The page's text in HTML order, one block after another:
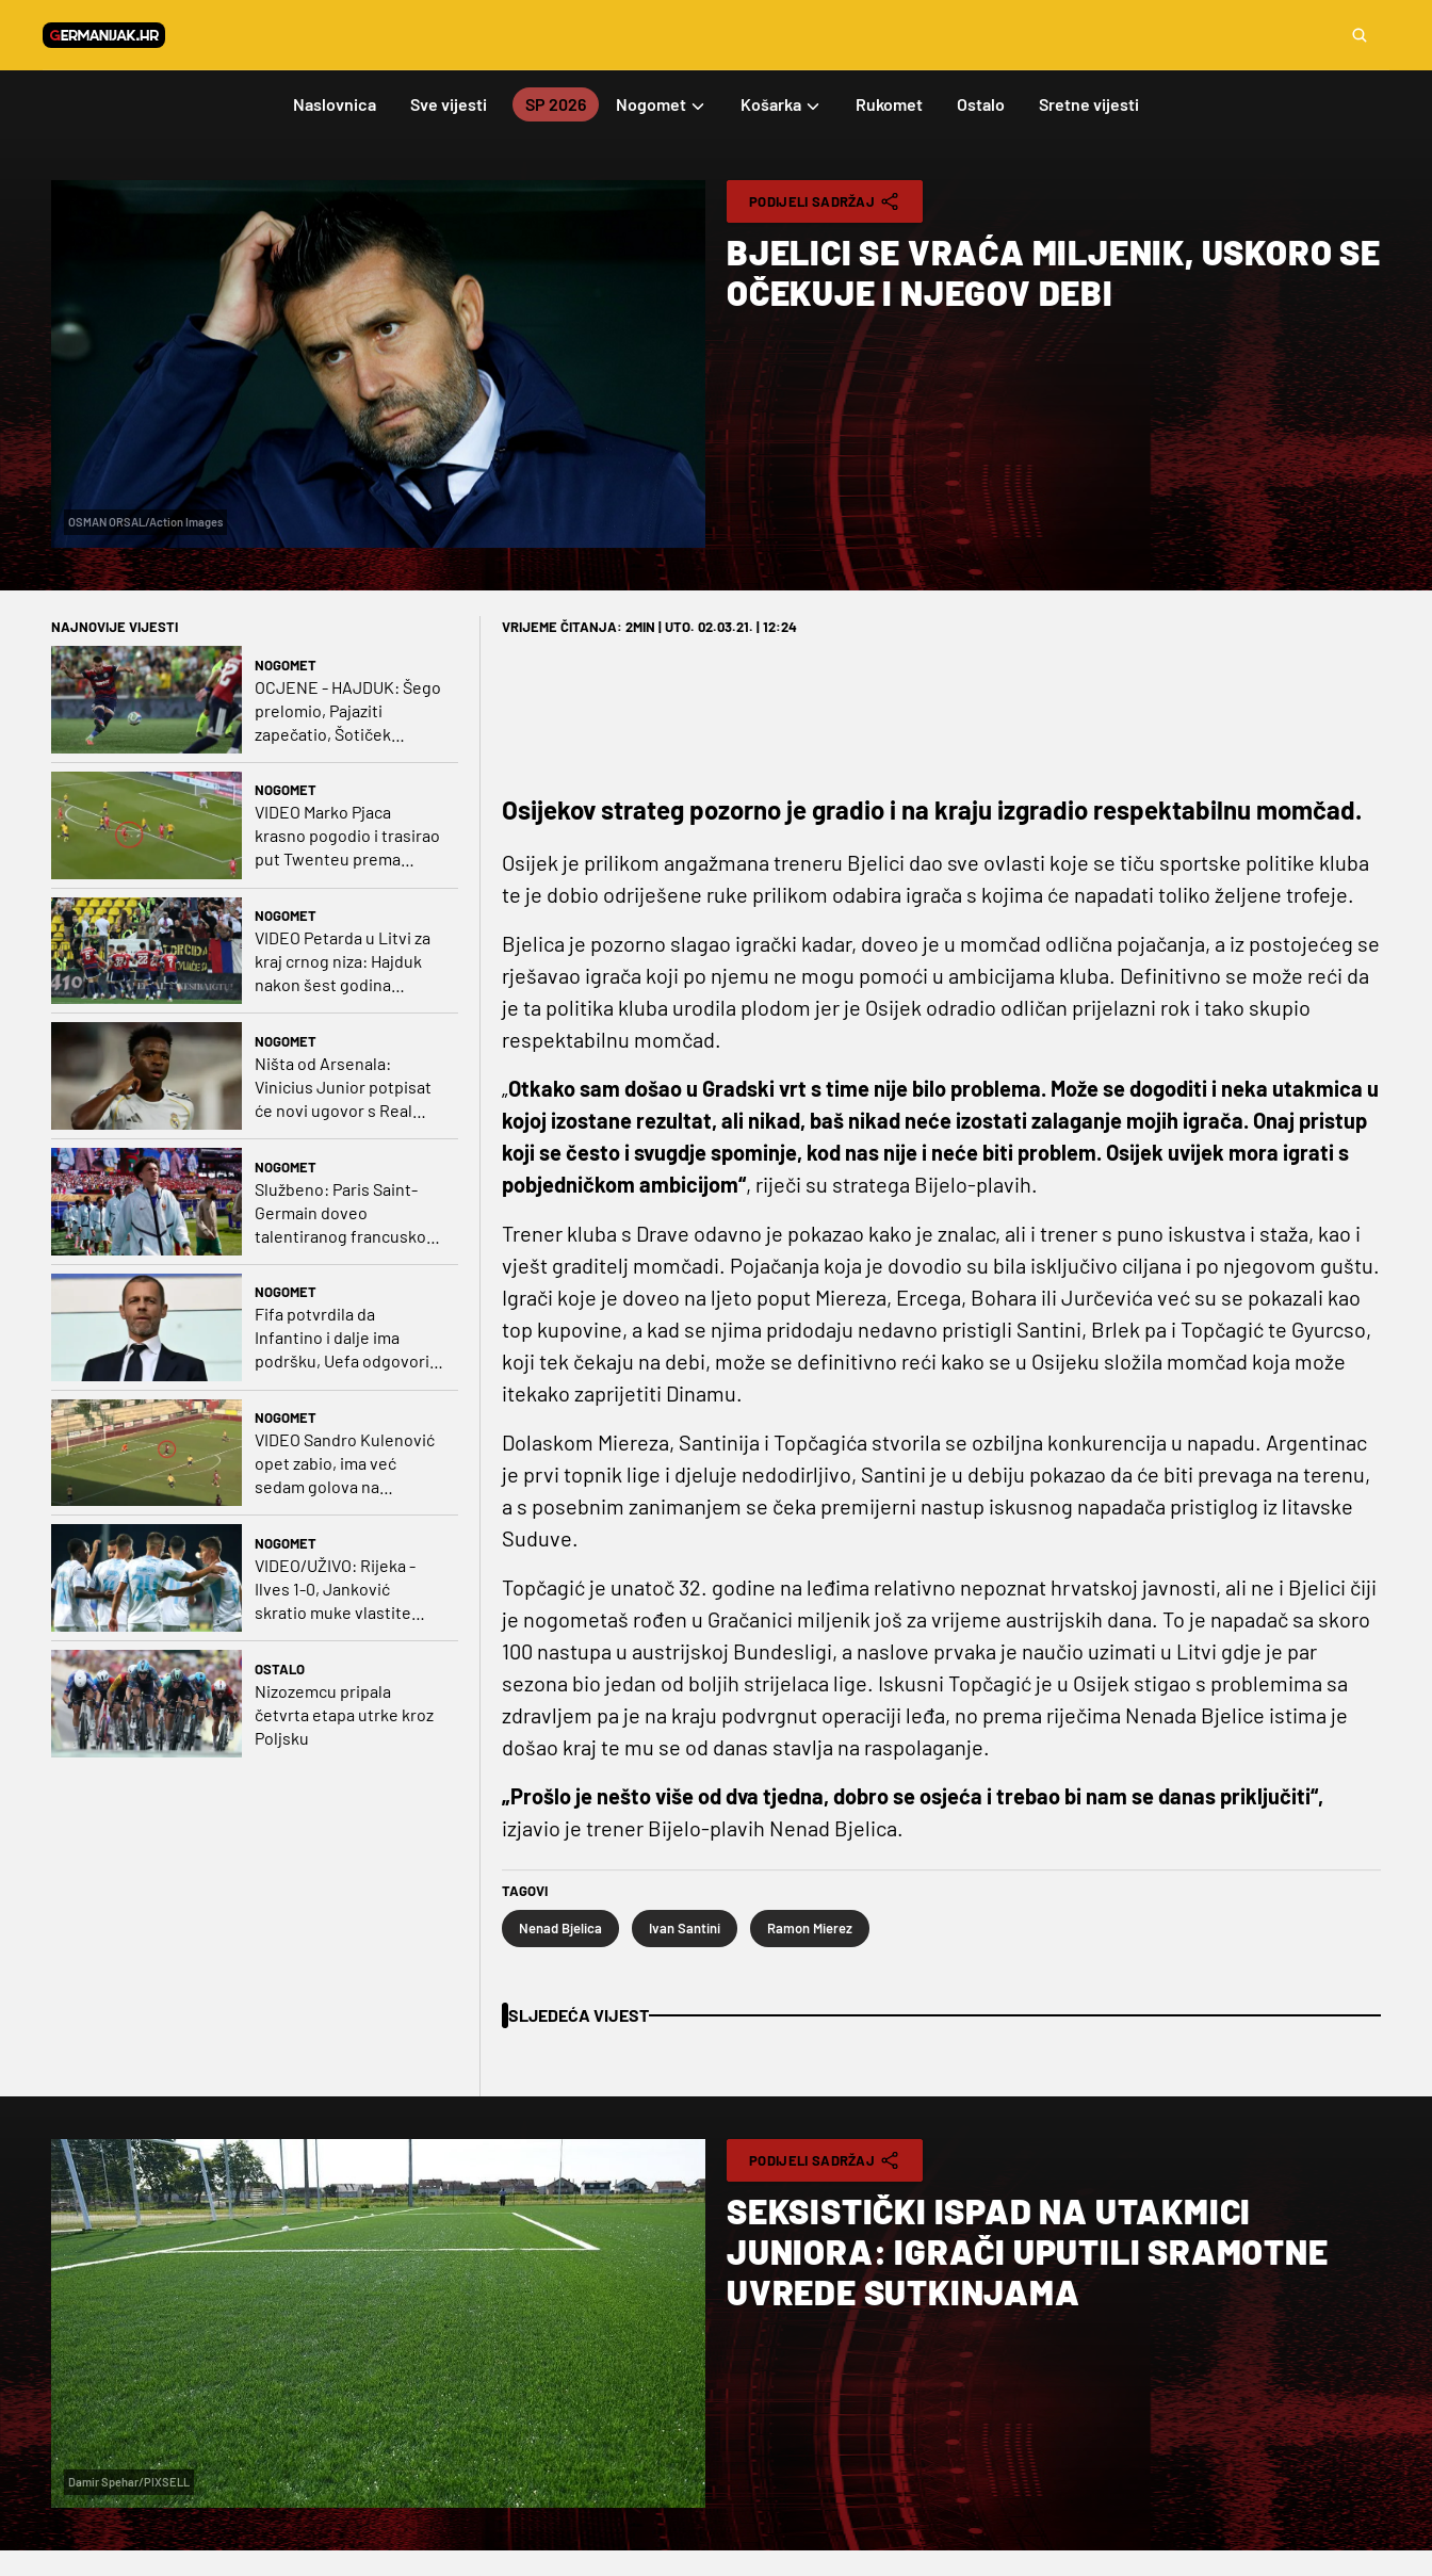
Naslovnica Sve vijesti SP 2026 Nogomet Košarka Rukomet Ostalo Sretne vijesti
OSMAN ORSAL/Action Images
PODIJELI SADRŽAJ
BJELICI SE VRAĆA MILJENIK, USKORO SE
OČEKUJE I NJEGOV DEBI
NAJNOVIJE VIJESTI
NOGOMET
OCJENE - HAJDUK: Šego
prelomio, Pajaziti
zapečatio, Šotiček
NOGOMET
VIDEO Marko Pjaca
krasno pogodio i trasirao
put Twenteu prema
NOGOMET
VIDEO Petarda u Litvi za
kraj crnog niza: Hajduk
nakon šest godina
pobijedio na europskom
NOGOMET
Ništa od Arsenala:
Vinicius Junior potpisat
će novi ugovor s Real
Madridom
NOGOMET
Službeno: Paris Saint-
Germain doveo
talentiranog francuskog
NOGOMET
Fifa potvrdila da
Infantino i dalje ima
podršku, Uefa odgovorila
NOGOMET
VIDEO Sandro Kulenović
opet zabio, ima već
sedam golova na
pripremama
NOGOMET
VIDEO/UŽIVO: Rijeka -
Ilves 1-0, Janković
skratio muke vlastite
OSTALO
Nizozemcu pripala
četvrta etapa utrke kroz
Poljsku
VRIJEME ČITANJA: 2MIN | UTO. 02.03.21. | 12:24
Osijekov strateg pozorno je gradio i na kraju izgradio respektabilnu momčad.
Osijek je prilikom angažmana treneru Bjelici dao sve ovlasti koje se tiču sportske politike kluba
te je dobio odriješene ruke prilikom odabira igrača s kojima će napadati toliko željene trofeje.
Bjelica je pozorno slagao igrački kadar, doveo je u momčad odlična pojačanja, a iz postojećeg se
rješavao igrača koji po njemu ne mogu pomoći u ambicijama kluba. Definitivno se može reći da
je ta politika kluba urodila plodom jer je Osijek odradio odličan prijelazni rok i tako skupio
respektabilnu momčad.
„Otkako sam došao u Gradski vrt s time nije bilo problema. Može se dogoditi i neka utakmica u
kojoj izostane rezultat, ali nikad, baš nikad neće izostati zalaganje mojih igrača. Onaj pristup
koji se često i svugdje spominje, kod nas nije i neće biti problem. Osijek uvijek mora igrati s
pobjedničkom ambicijom“, riječi su stratega Bijelo-plavih.
Trener kluba s Drave odavno je pokazao kako je znalac, ali i trener s puno iskustva i staža, kao i
vješt graditelj momčadi. Pojačanja koja je dovodio su bila isključivo ciljana i po njegovom guštu.
Igrači koje je doveo na ljeto poput Miereza, Ercega, Bohara ili Jurčevića već su se pokazali kao
top kupovine, a kad se njima pridodaju nedavno pristigli Santini, Brlek pa i Topčagić te Gyurcso,
koji tek čekaju na debi, može se definitivno reći kako se u Osijeku složila momčad koja može
itekako zaprijetiti Dinamu.
Dolaskom Miereza, Santinija i Topčagića stvorila se ozbiljna konkurencija u napadu. Argentinac
je prvi topnik lige i djeluje nedodirljivo, Santini je u debiju pokazao da će biti prevaga na terenu,
a s posebnim zanimanjem se čeka premijerni nastup iskusnog napadača pristiglog iz litavske
Suduve.
Topčagić je unatoč 32. godine na leđima relativno nepoznat hrvatskoj javnosti, ali ne i Bjelici čiji
je nogometaš rođen u Gračanici miljenik još za vrijeme austrijskih dana. To je napadač sa skoro
100 nastupa u austrijskoj Bundesligi, a naslove prvaka je naučio uzimati u Litvi gdje je par
sezona bio jedan od boljih strijelaca lige. Iskusni Topčagić je u Osijek stigao s problemima sa
zdravljem pa je na kraju podvrgnut operaciji leđa, no prema riječima Nenada Bjelice istima je
došao kraj te mu se od danas stavlja na raspolaganje.
„Prošlo je nešto više od dva tjedna, dobro se osjeća i trebao bi nam se danas priključiti“,
izjavio je trener Bijelo-plavih Nenad Bjelica.
TAGOVI
Nenad Bjelica Ivan Santini Ramon Mierez
SLJEDEĆA VIJEST
Damir Spehar/PIXSELL
PODIJELI SADRŽAJ
SEKSISTIČKI ISPAD NA UTAKMICI
JUNIORA: IGRAČI UPUTILI SRAMOTNE
UVREDE SUTKINJAMA